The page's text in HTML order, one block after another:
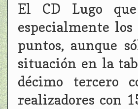
El CD Lugo
especialmente
puntos, aunque
situación en la
décimo tercero
realizadores con